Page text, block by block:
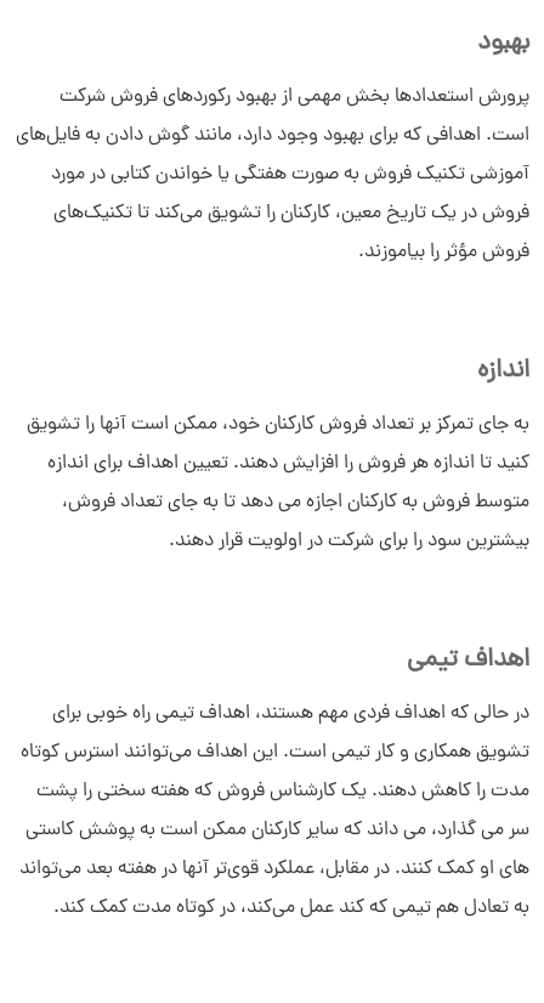
بهبود
پرورش استعدادها بخش مهمی از بهبود رکوردهای فروش شرکت
است. اهدافی که برای بهبود وجود دارد، مانند گوش دادن به فایل‌های
آموزشی تکنیک فروش به صورت هفتگی یا خواندن کتابی در مورد
فروش در یک تاریخ معین، کارکنان را تشویق می‌کند تا تکنیک‌های
فروش مؤثر را بیاموزند.
اندازه
به جای تمرکز بر تعداد فروش کارکنان خود، ممکن است آنها را تشویق
کنید تا اندازه هر فروش را افزایش دهند. تعیین اهداف برای اندازه
متوسط ​​فروش به کارکنان اجازه می دهد تا به جای تعداد فروش،
بیشترین سود را برای شرکت در اولویت قرار دهند.
اهداف تیمی
در حالی که اهداف فردی مهم هستند، اهداف تیمی راه خوبی برای
تشویق همکاری و کار تیمی است. این اهداف می‌توانند استرس کوتاه
مدت را کاهش دهند. یک کارشناس فروش که هفته سختی را پشت
سر می گذارد، می داند که سایر کارکنان ممکن است به پوشش کاستی
های او کمک کنند. در مقابل، عملکرد قوی‌تر آنها در هفته بعد می‌تواند
به تعادل هم تیمی که کند عمل می‌کند، در کوتاه مدت کمک کند.